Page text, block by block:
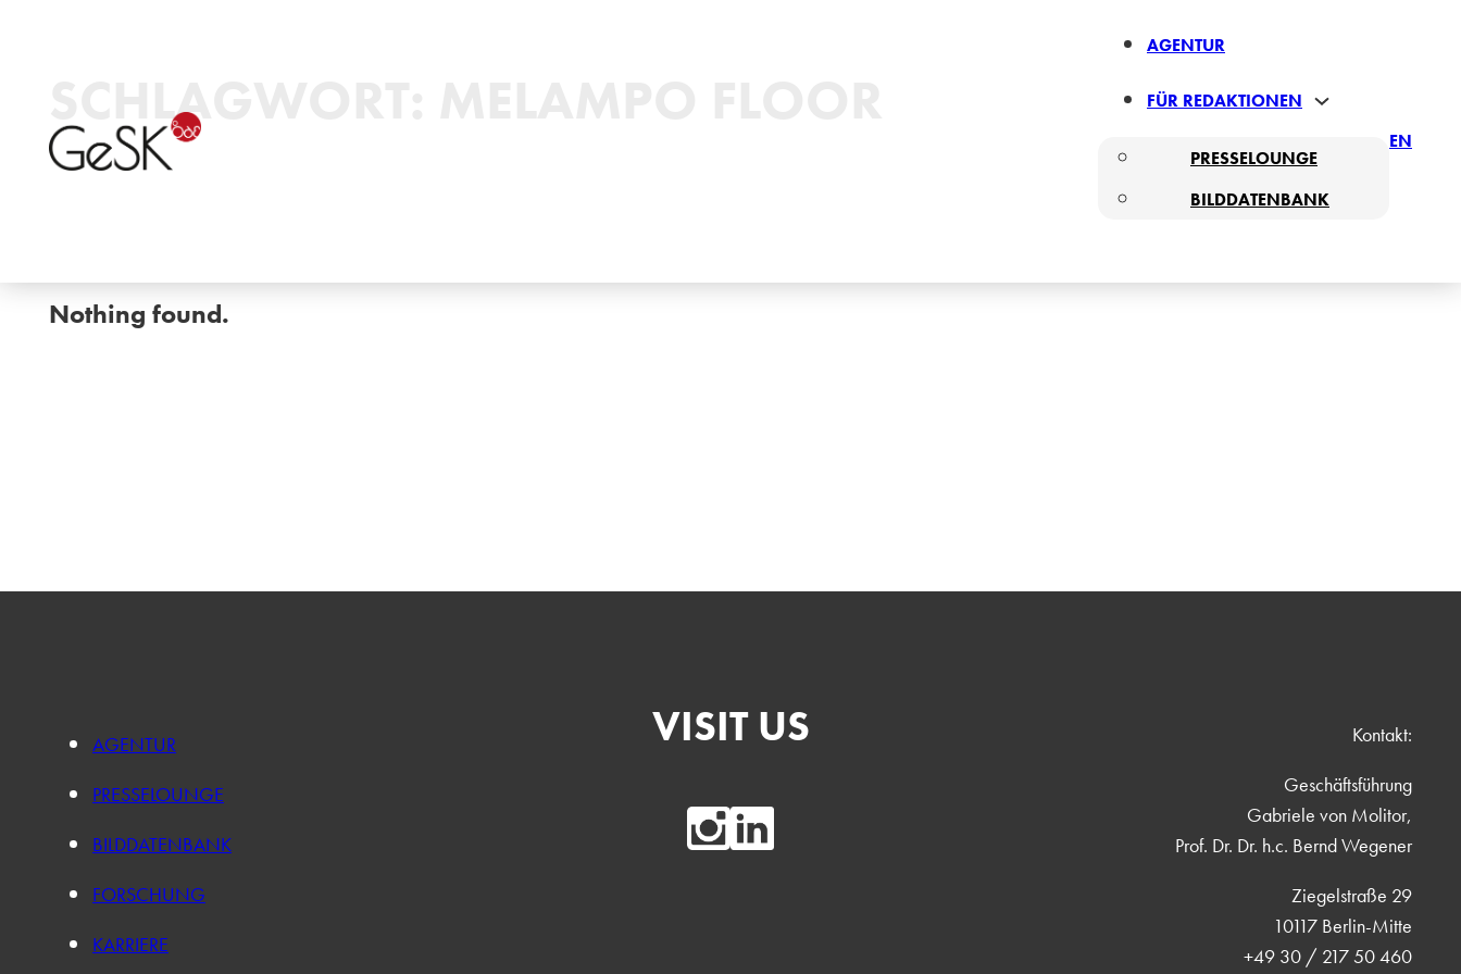
AGENTUR
FÜR REDAKTIONEN
PRESSELOUNGE
BILDDATENBANK
EN
SCHLAGWORT:
Nothing found.
AGENTUR
PRESSELOUNGE
BILDDATENBANK
FORSCHUNG
KARRIERE
VISIT US
Kontakt:
Geschäftsführung
Gabriele von Molitor,
Prof. Dr. Dr. h.c. Bernd Wegener
Ziegelstraße 29
10117 Berlin-Mitte
+49 30 / 217 50 460